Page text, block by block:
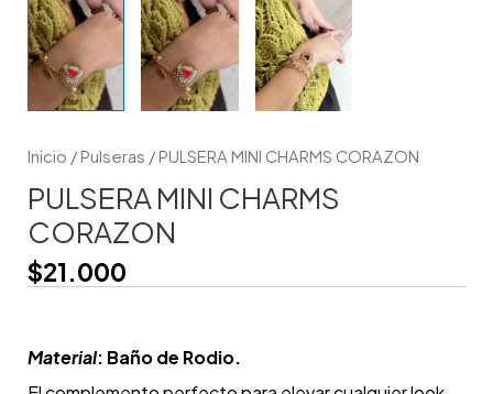
Inicio /Pulseras / PULSERA MINI CHARMS CORAZON
PULSERA MINI CHARMS
CORAZON
$21.000
Material: Baño de Rodio.